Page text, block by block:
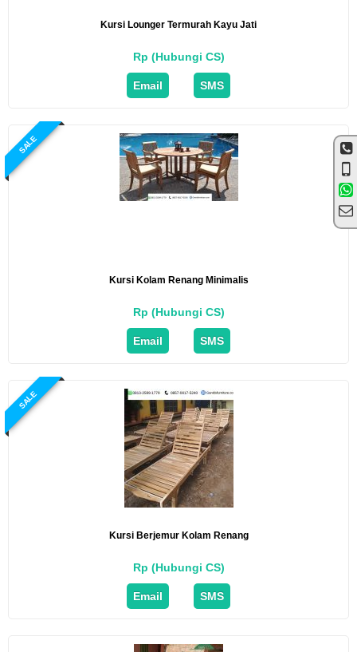
Kursi Lounger Termurah Kayu Jati
Rp (Hubungi CS)
Email SMS
SALE
Kursi Kolam Renang Minimalis
Rp (Hubungi CS)
Email SMS
SALE
Kursi Berjemur Kolam Renang
Rp (Hubungi CS)
Email SMS